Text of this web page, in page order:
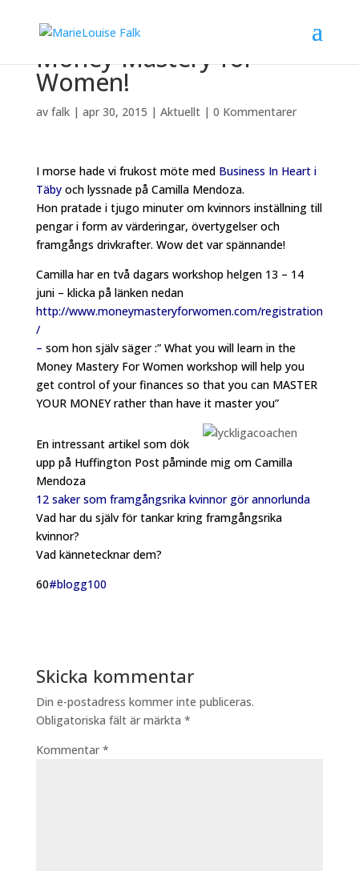
Money Mastery for
Women!
av falk| apr 30, 2015 | Aktuellt| 0 Kommentarer
I morse hade vi frukost möte med Business In Heart i
Täby och lyssnade på Camilla Mendoza.
Hon pratade i tjugo minuter om kvinnors inställning till
pengar i form av värderingar, övertygelser och
framgångs drivkrafter. Wow det var spännande!
Camilla har en två dagars workshop helgen 13 – 14
juni – klicka på länken nedan
http://www.moneymasteryforwomen.com/registration
/
– som hon själv säger :” What you will learn in the
Money Mastery For Women workshop will help you
get control of your finances so that you can MASTER
YOUR MONEY rather than have it master you”
En intressant artikel som dök
upp på Huffington Post påminde mig om Camilla
Mendoza
12 saker som framgångsrika kvinnor gör annorlunda
Vad har du själv för tankar kring framgångsrika
kvinnor?
Vad kännetecknar dem?
60#blogg100
Skicka kommentar
Din e-postadress kommer inte publiceras.
Obligatoriska fält är märkta *
Kommentar *